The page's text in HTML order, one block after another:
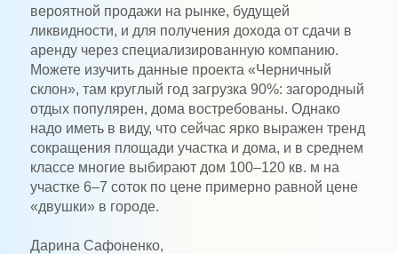
вероятной продажи на рынке, будущей
ликвидности, и для получения дохода от сдачи в
аренду через специализированную компанию.
Можете изучить данные проекта «Черничный
склон», там круглый год загрузка 90%: загородный
отдых популярен, дома востребованы. Однако
надо иметь в виду, что сейчас ярко выражен тренд
сокращения площади участка и дома, и в среднем
классе многие выбирают дом 100–120 кв. м на
участке 6–7 соток по цене примерно равной цене
«двушки» в городе.
Дарина Сафоненко,